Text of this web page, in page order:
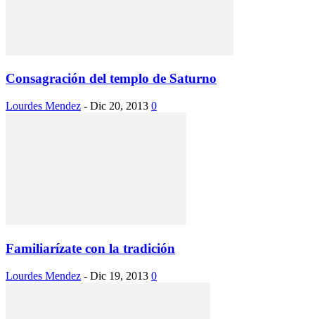
Consagración del templo de Saturno
Lourdes Mendez - Dic 20, 2013 0
Familiarízate con la tradición
Lourdes Mendez - Dic 19, 2013 0